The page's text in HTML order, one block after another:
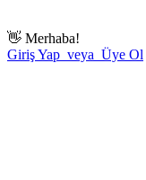
👋 Merhaba!
Giriş Yap veya Üye Ol